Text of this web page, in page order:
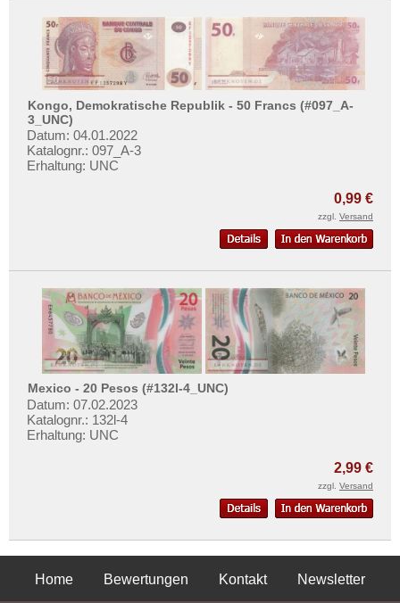
Kongo, Demokratische Republik - 50 Francs (#097_A-
3_UNC)
Datum: 04.01.2022
Katalognr.: 097_A-3
Erhaltung: UNC
0,99 €
zzgl. Versand
Mexico - 20 Pesos (#132l-4_UNC)
Datum: 07.02.2023
Katalognr.: 132l-4
Erhaltung: UNC
2,99 €
zzgl. Versand
Home Bewertungen Kontakt
Newsletter